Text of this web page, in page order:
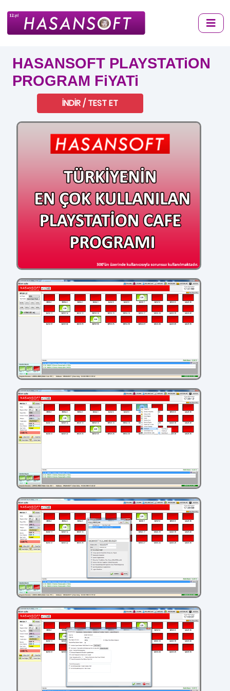
HASANSOFT PLAYSTATiON
PROGRAM FiYATi
İNDİR / TEST ET